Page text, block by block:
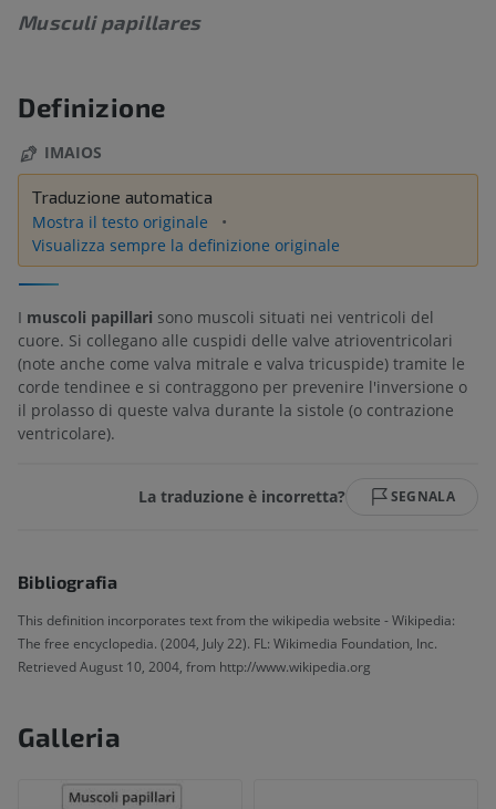
Musculi papillares
Definizione
IMAIOS
Traduzione automatica
Mostra il testo originale
Visualizza sempre la definizione originale
I muscoli papillari sono muscoli situati nei ventricoli del
cuore. Si collegano alle cuspidi delle valve atrioventricolari
(note anche come valva mitrale e valva tricuspide) tramite le
corde tendinee e si contraggono per prevenire l'inversione o
il prolasso di queste valva durante la sistole (o contrazione
ventricolare).
La traduzione è incorretta? SEGNALA
Bibliografia
This definition incorporates text from the wikipedia website - Wikipedia:
The free encyclopedia. (2004, July 22). FL: Wikimedia Foundation, Inc.
Retrieved August 10, 2004, from http://www.wikipedia.org
Galleria